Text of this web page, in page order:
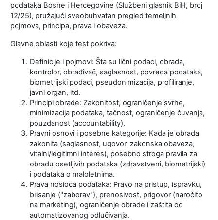
podataka Bosne i Hercegovine (Službeni glasnik BiH, broj
12/25), pružajući sveobuhvatan pregled temeljnih
pojmova, principa, prava i obaveza.
Glavne oblasti koje test pokriva:
Definicije i pojmovi: Šta su lični podaci, obrada,
kontrolor, obrađivač, saglasnost, povreda podataka,
biometrijski podaci, pseudonimizacija, profiliranje,
javni organ, itd.
Principi obrade: Zakonitost, ograničenje svrhe,
minimizacija podataka, tačnost, ograničenje čuvanja,
pouzdanost (accountability).
Pravni osnovi i posebne kategorije: Kada je obrada
zakonita (saglasnost, ugovor, zakonska obaveza,
vitalni/legitimni interes), posebno stroga pravila za
obradu osetljivih podataka (zdravstveni, biometrijski)
i podataka o maloletnima.
Prava nosioca podataka: Pravo na pristup, ispravku,
brisanje ("zaborav"), prenosivost, prigovor (naročito
na marketing), ograničenje obrade i zaštita od
automatizovanog odlučivanja.